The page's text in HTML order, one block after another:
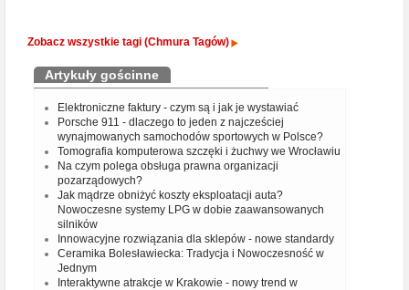
Zobacz wszystkie tagi (Chmura Tagów)
Artykuły gościnne
Elektroniczne faktury - czym są i jak je wystawiać
Porsche 911 - dlaczego to jeden z najcześciej
wynajmowanych samochodów sportowych w Polsce?
Tomografia komputerowa szczęki i żuchwy we Wrocławiu
Na czym polega obsługa prawna organizacji
pozarządowych?
Jak mądrze obniżyć koszty eksploatacji auta?
Nowoczesne systemy LPG w dobie zaawansowanych
silników
Innowacyjne rozwiązania dla sklepów - nowe standardy
Ceramika Bolesławiecka: Tradycja i Nowoczesność w
Jednym
Interaktywne atrakcje w Krakowie - nowy trend w